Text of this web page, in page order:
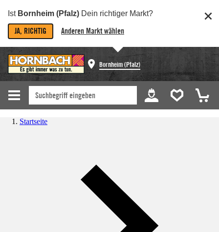
Ist Bornheim (Pfalz) Dein richtiger Markt?
JA, RICHTIG Anderen Markt wählen
Bornheim (Pfalz)
Startseite